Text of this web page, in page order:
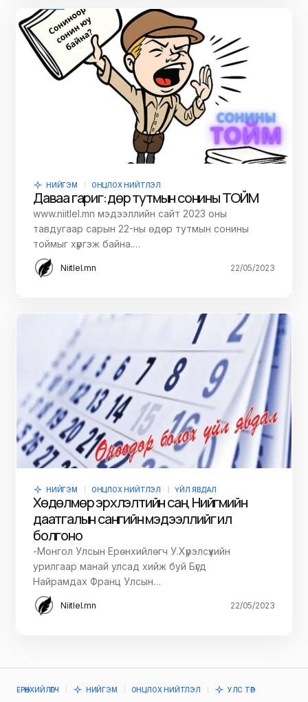
НИЙГЭМ ОНЦЛОХ НИЙТЛЭЛ
Даваа гариг: Өдөр тутмын сонины ТОЙМ
www.niitlel.mn мэдээллийн сайт 2023 оны
тавдугаар сарын 22-ны өдөр тутмын сонины
тоймыг хүргэж байна.…
Niitlel.mn 22/05/2023
НИЙГЭМ ОНЦЛОХ НИЙТЛЭЛ ҮЙЛ ЯВДАЛ
Хөдөлмөр эрхлэлтийн сан, Нийгмийн
даатгалын сангийн мэдээллийг ил
болгоно
-Монгол Улсын Ерөнхийлөгч У.Хүрэлсүхийн
урилгаар манай улсад хийж буй Бүгд
Найрамдах Франц Улсын…
Niitlel.mn 22/05/2023
ЕРӨНХИЙЛӨГЧ НИЙГЭМ ОНЦЛОХ НИЙТЛЭЛ УЛС ТӨР